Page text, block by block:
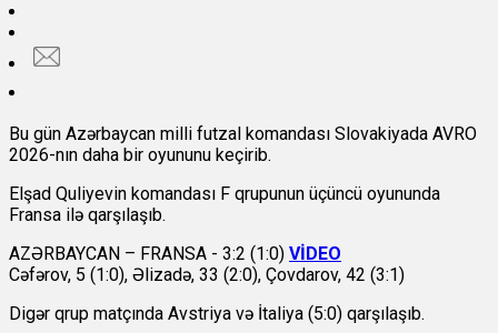
Bu gün Azərbaycan milli futzal komandası Slovakiyada AVRO
2026-nın daha bir oyununu keçirib.
Elşad Quliyevin komandası F qrupunun üçüncü oyununda
Fransa ilə qarşılaşıb.
AZƏRBAYCAN – FRANSA - 3:2 (1:0) VİDEO
Cəfərov, 5 (1:0), Əlizadə, 33 (2:0), Çovdarov, 42 (3:1)
Digər qrup matçında Avstriya və İtaliya (5:0) qarşılaşıb.